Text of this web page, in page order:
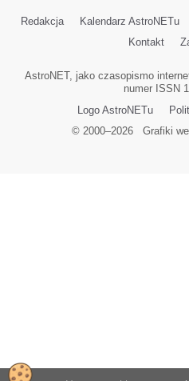
Redakcja Kalendarz AstroNETu
Kontakt
AstroNET, jako czasopismo
numer ISSN
Logo AstroNETu
© 2000–2026Grafiki